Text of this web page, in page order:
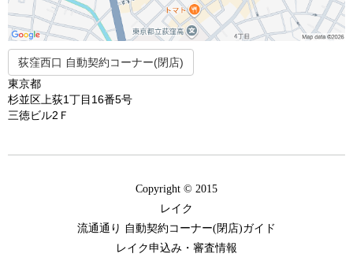
荻窪西口 自動契約コーナー(閉店)
東京都
杉並区上荻1丁目16番5号
三徳ビル2Ｆ
Copyright © 2015
レイク
流通通り 自動契約コーナー(閉店)ガイド
レイク申込み・審査情報